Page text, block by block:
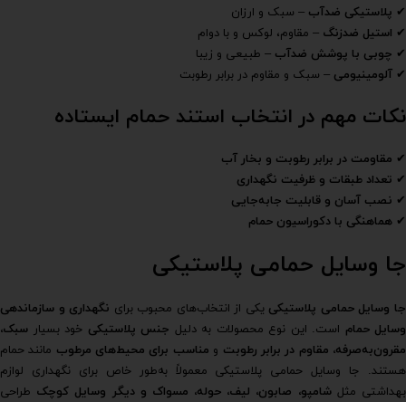
✔ پلاستیکی ضدآب – سبک و ارزان
✔ استیل ضدزنگ – مقاوم، لوکس و با دوام
✔ چوبی با پوشش ضدآب – طبیعی و زیبا
✔ آلومینیومی – سبک و مقاوم در برابر رطوبت
نکات مهم در انتخاب استند حمام ایستاده
✔ مقاومت در برابر رطوبت و بخار آب
✔ تعداد طبقات و ظرفیت نگهداری
✔ نصب آسان و قابلیت جابه‌جایی
✔ هماهنگی با دکوراسیون حمام
جا وسایل حمامی پلاستیکی
جا وسایل حمامی پلاستیکی یکی از انتخاب‌های محبوب برای نگهداری و سازماندهی
وسایل حمام است. این نوع محصولات به دلیل جنس پلاستیکی خود بسیار سبک،
مقرون‌به‌صرفه، مقاوم در برابر رطوبت و مناسب برای محیط‌های مرطوب مانند حمام
هستند. جا وسایل حمامی پلاستیکی معمولاً به‌طور خاص برای نگهداری لوازم
بهداشتی مثلشامپو، صابون، لیف، حوله، مسواک و دیگر وسایل کوچک طراحی